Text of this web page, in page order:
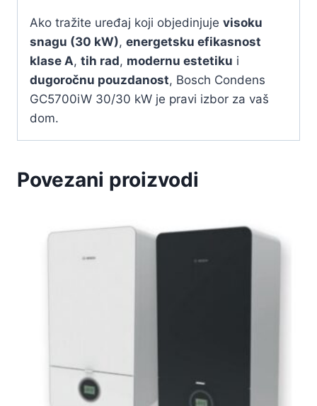
Ako tražite uređaj koji objedinjuje visoku
snagu (30 kW), energetsku efikasnost
klase A, tih rad, modernu estetiku i
dugoročnu pouzdanost, Bosch Condens
GC5700iW 30/30 kW je pravi izbor za vaš
dom.
Povezani proizvodi